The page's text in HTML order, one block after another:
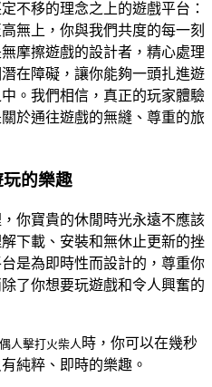
不移的理念之上的遊戲平台：
無上，你與我們共度的每一刻
摩擦遊戲的設計者，精心處理
在障礙，讓你能夠一頭扎進遊
。我們相信，真正的玩家體驗
於通往遊戲的無縫、尊重的旅
的樂趣
你寶貴的休閒時光永遠不應該
下載、安裝和無休止更新的挫
是為即時性而設計的，尊重你
了你想要玩遊戲和令人興奮的
人擊打火柴人 時，你可以在幾秒
純粹、即時的樂趣。